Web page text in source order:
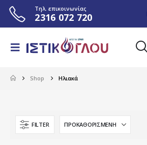
Τηλ. επικοινωνίας
2316 072 720
Shop Ηλιακά
FILTER